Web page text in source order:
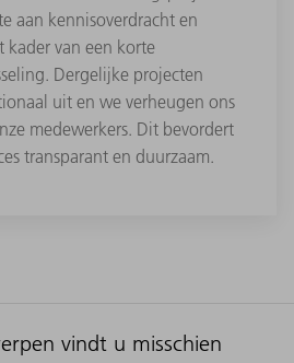
aan kennisoverdracht en
van een korte
Dergelijke projecten
uit en we verheugen ons
medewerkers. Dit bevordert
transparant en duurzaam.
vindt u misschien